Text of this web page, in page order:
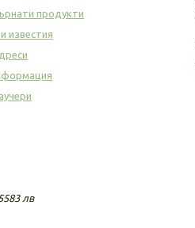
продукти
известия
лв